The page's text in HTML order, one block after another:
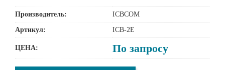
Производитель: ICBCOM
Артикул: ICB-2E
ЦЕНА: По запросу